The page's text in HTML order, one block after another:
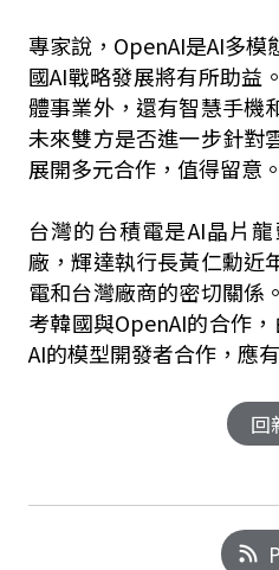
專家說，OpenAI是AI多
國AI戰略發展將有所助益
體事業外，還有智慧手機
未來雙方是否進一步針對
展開多元合作，值得留意。
台灣的台積電是AI晶片
廠，輝達執行長黃仁勳近
電和台灣廠商的密切關係
考韓國與OpenAI的合作
AI的模型開發者合作，應
回